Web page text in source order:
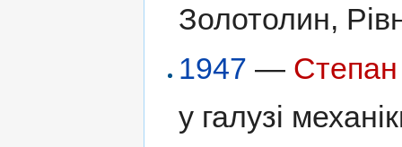
Золотолин,
1947 —
у галузі